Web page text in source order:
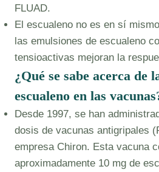
FLUAD.
El escualeno no es en sí
las emulsiones de escualeno
tensioactivas mejoran la
¿Qué se sabe acerca de
escualeno en las
Desde 1997, se han
dosis de vacunas antigripales
empresa Chiron. Esta vacuna
aproximadamente 10 mg de